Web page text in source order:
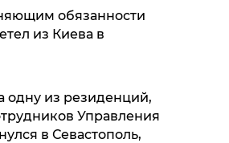
обязанности
из Киева в
одну из резиденций,
Управления
в Севастополь,